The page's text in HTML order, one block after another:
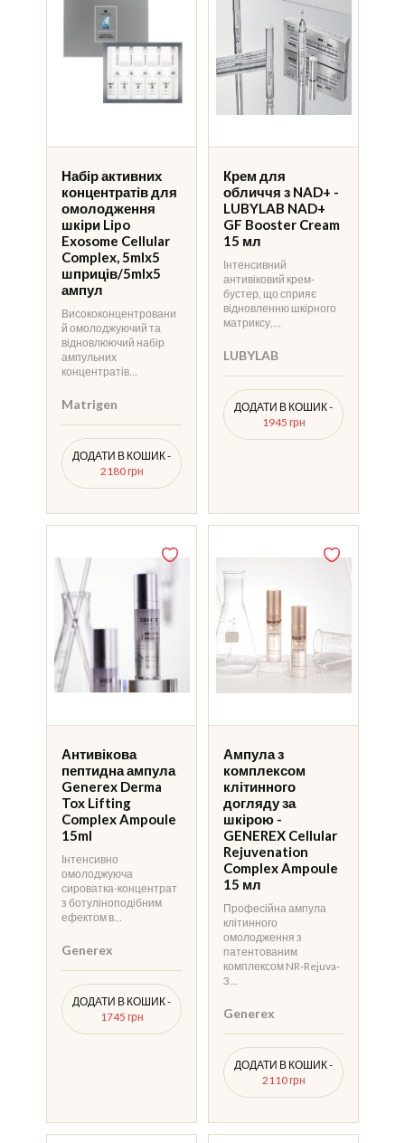
Набір активних
концентратів для
омолодження
шкіри Lipo
Exosome Cellular
Complex, 5mlx5
шприців/5mlx5
ампул
Висококонцентровани
й омолоджуючий та
відновлюючий набір
ампульних
концентратів…
Matrigen
ДОДАТИ В КОШИК -
2180 грн
Крем для
обличчя з NAD+ -
LUBYLAB NAD+
GF Booster Cream
15 мл
Інтенсивний
антивіковий крем-
бустер, що сприяє
відновленню шкірного
матриксу,…
LUBYLAB
ДОДАТИ В КОШИК -
1945 грн
Антивікова
пептидна ампула
Generex Derma
Tox Lifting
Complex Ampoule
15ml
Інтенсивно
омолоджуюча
сироватка-концентрат
з ботуліноподібним
ефектом в…
Generex
ДОДАТИ В КОШИК -
1745 грн
Ампула з
комплексом
клітинного
догляду за
шкірою -
GENEREX Cellular
Rejuvenation
Complex Ampoule
15 мл
Професійна ампула
клітинного
омолодження з
патентованим
комплексом NR-Rejuva-
3…
Generex
ДОДАТИ В КОШИК -
2110 грн